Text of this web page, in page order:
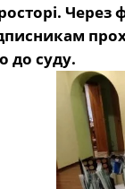
Через
до суду.